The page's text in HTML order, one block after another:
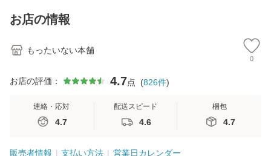
お店の情報
もったいない本舗
0
お店の評価： 4.7点 (826件)
連絡・応対
4.7
配送スピード
4.6
梱包
4.7
販売者情報 支払い方法 営業日カレンダー